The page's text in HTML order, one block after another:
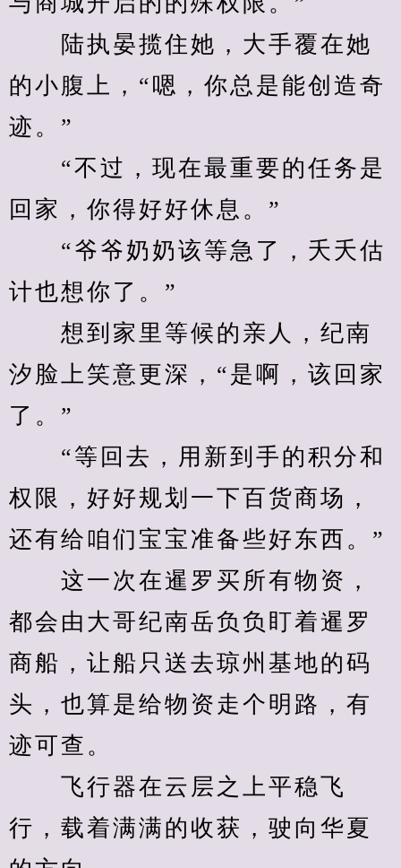
陆执晏揽住她，大手覆在她
的小腹上，“嗯，你总是能创造奇
迹。”
“不过，现在最重要的任务是
回家，你得好好休息。”
“爷爷奶奶该等急了，夭夭估
计也想你了。”
想到家里等候的亲人，纪南
汐脸上笑意更深，“是啊，该回家
了。”
“等回去，用新到手的积分和
权限，好好规划一下百货商场，
还有给咱们宝宝准备些好东西。”
这一次在暹罗买所有物资，
都会由大哥纪南岳负负盯着暹罗
商船，让船只送去琼州基地的码
头，也算是给物资走个明路，有
迹可查。
飞行器在云层之上平稳飞
行，载着满满的收获，驶向华夏